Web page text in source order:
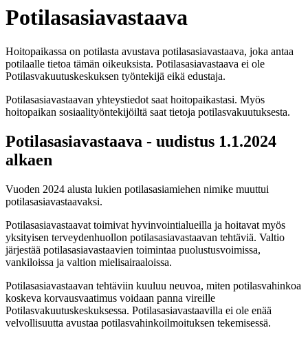
Potilasasiavastaava
Hoitopaikassa on potilasta avustava potilasasiavastaava, joka antaa
potilaalle tietoa tämän oikeuksista. Potilasasiavastaava ei ole
Potilasvakuutuskeskuksen työntekijä eikä edustaja.
Potilasasiavastaavan yhteystiedot saat hoitopaikastasi. Myös
hoitopaikan sosiaalityöntekijöiltä saat tietoja potilasvakuutuksesta.
Potilasasiavastaava - uudistus 1.1.2024
alkaen
Vuoden 2024 alusta lukien potilasasiamiehen nimike muuttui
potilasasiavastaavaksi.
Potilasasiavastaavat toimivat hyvinvointialueilla ja hoitavat myös
yksityisen terveydenhuollon potilasasiavastaavan tehtäviä. Valtio
järjestää potilasasiavastaavien toimintaa puolustusvoimissa,
vankiloissa ja valtion mielisairaaloissa.
Potilasasiavastaavan tehtäviin kuuluu neuvoa, miten potilasvahinkoa
koskeva korvausvaatimus voidaan panna vireille
Potilasvakuutuskeskuksessa. Potilasasiavastaavilla ei ole enää
velvollisuutta avustaa potilasvahinkoilmoituksen tekemisessä.